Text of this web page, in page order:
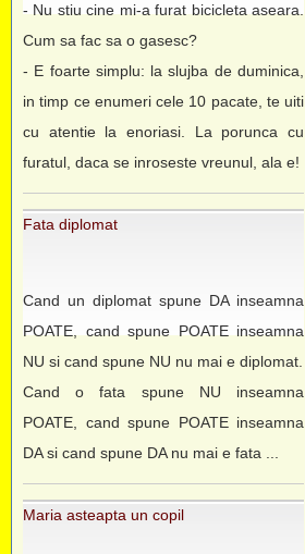
- Nu stiu cine mi-a furat bicicleta aseara.
Cum sa fac sa o gasesc?
- E foarte simplu: la slujba de duminica,
in timp ce enumeri cele 10 pacate, te uiti
cu atentie la enoriasi. La porunca cu
furatul, daca se inroseste vreunul, ala e!
Fata diplomat
Cand un diplomat spune DA inseamna
POATE, cand spune POATE inseamna
NU si cand spune NU nu mai e diplomat.
Cand o fata spune NU inseamna
POATE, cand spune POATE inseamna
DA si cand spune DA nu mai e fata ...
Maria asteapta un copil